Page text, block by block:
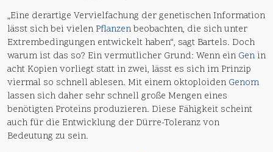
„Eine derartige Vervielfachung der genetischen Information
lässt sich bei vielen Pflanzenbeobachten, die sich unter
Extrembedingungen entwickelt haben“, sagt Bartels. Doch
warum ist das so? Ein vermutlicher Grund: Wenn ein Gen in
acht Kopien vorliegt statt in zwei, lässt es sich im Prinzip
viermal so schnell ablesen. Mit einem oktoploiden Genom
lassen sich daher sehr schnell große Mengen eines
benötigten Proteins produzieren. Diese Fähigkeit scheint
auch für die Entwicklung der Dürre-Toleranz von
Bedeutung zu sein.